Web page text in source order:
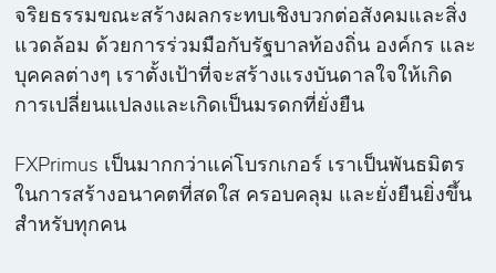
จริยธรรมขณะสร้างผลกระทบเชิงบวกต่อสังคมและสิ่ง
แวดล้อม ด้วยการร่วมมือกับรัฐบาลท้องถิ่น องค์กร และ
บุคคลต่างๆ เราตั้งเป้าที่จะสร้างแรงบันดาลใจให้เกิด
การเปลี่ยนแปลงและเกิดเป็นมรดกที่ยั่งยืน
FXPrimus เป็นมากกว่าแค่โบรกเกอร์ เราเป็นพันธมิตร
ในการสร้างอนาคตที่สดใส ครอบคลุม และยั่งยืนยิ่งขึ้น
สำหรับทุกคน